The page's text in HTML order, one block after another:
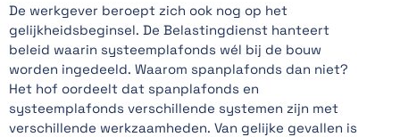
De werkgever beroept zich ook nog op het
gelijkheidsbeginsel. De Belastingdienst hanteert
beleid waarin systeemplafonds wél bij de bouw
worden ingedeeld. Waarom spanplafonds dan niet?
Het hof oordeelt dat spanplafonds en
systeemplafonds verschillende systemen zijn met
verschillende werkzaamheden. Van gelijke gevallen is